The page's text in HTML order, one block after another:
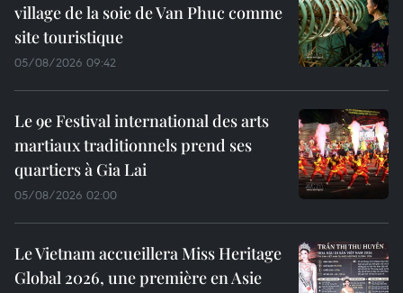
village de la soie de Van Phuc comme
site touristique
05/08/2026 09:42
Le 9e Festival international des arts
martiaux traditionnels prend ses
quartiers à Gia Lai
05/08/2026 02:00
Le Vietnam accueillera Miss Heritage
Global 2026, une première en Asie